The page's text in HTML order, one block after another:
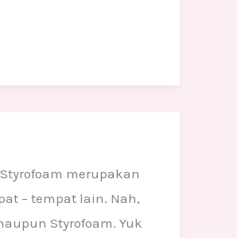
merupakan
– tempat lain. Nah,
Styrofoam. Yuk